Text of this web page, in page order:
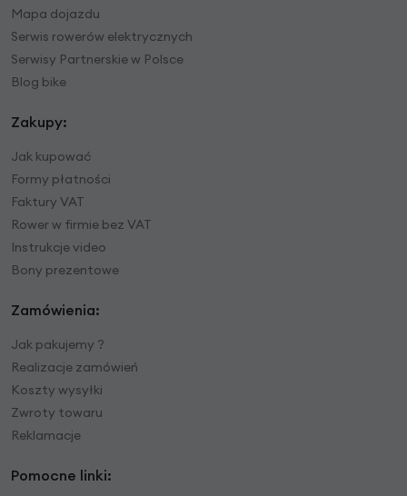
Mapa dojazdu
Serwis rowerów elektrycznych
Serwisy Partnerskie w Polsce
Blog bike
Zakupy:
Jak kupować
Formy płatności
Faktury VAT
Rower w firmie bez VAT
Instrukcje video
Bony prezentowe
Zamówienia:
Jak pakujemy ?
Realizacje zamówień
Koszty wysyłki
Zwroty towaru
Reklamacje
Pomocne linki: